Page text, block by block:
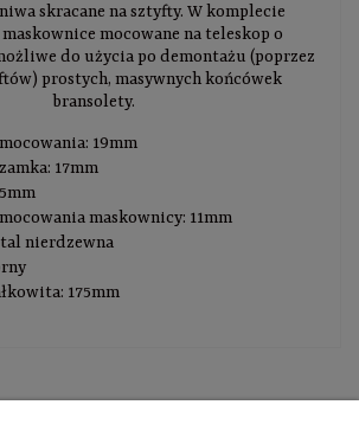
skracane na sztyfty. W komplecie
mocowane na teleskop o
do użycia po demontażu (poprzez
prostych, masywnych końcówek
bransolety.
19mm
17mm
maskownicy: 11mm
nierdzewna
175mm